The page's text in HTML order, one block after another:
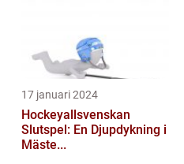
17 januari 2024
Hockeyallsvenskan
Slutspel: En Djupdykning i
Mäste...